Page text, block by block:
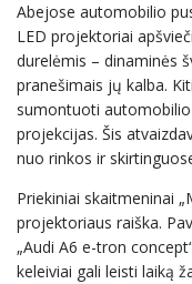
Abejose automobilio
LED projektoriai
durelėmis – dinaminės
pranešimais jų kalba.
sumontuoti
projekcijas. Šis
nuo rinkos ir
Priekiniai skaitmeninai
projektoriaus raiška.
„Audi A6 e-tron
keleiviai gali leisti laiką